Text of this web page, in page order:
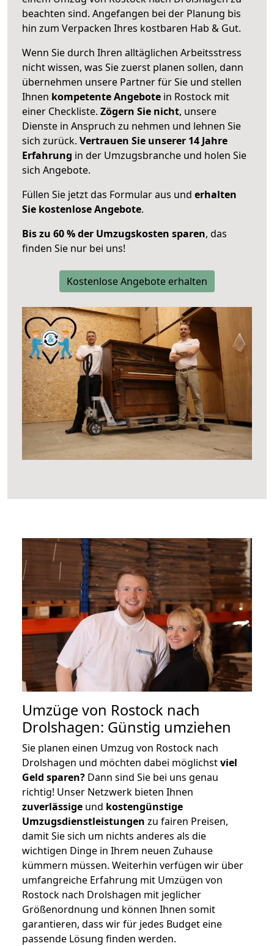
beachten sind. Angefangen bei der Planung bis
hin zum Verpacken Ihres kostbaren Hab & Gut.
Wenn Sie durch Ihren alltäglichen Arbeitsstress
nicht wissen, was Sie zuerst planen sollen, dann
übernehmen unsere Partner für Sie und stellen
Ihnen kompetente Angebote in Rostock mit
einer Checkliste. Zögern Sie nicht, unsere
Dienste in Anspruch zu nehmen und lehnen Sie
sich zurück. Vertrauen Sie unserer 14 Jahre
Erfahrung in der Umzugsbranche und holen Sie
sich Angebote.
Füllen Sie jetzt das Formular aus und erhalten
Sie kostenlose Angebote.
Bis zu 60 % der Umzugskosten sparen, das
finden Sie nur bei uns!
Kostenlose Angebote erhalten
Umzüge von Rostock nach
Drolshagen: Günstig umziehen
Sie planen einen Umzug von Rostock nach
Drolshagen und möchten dabei möglichstviel
Geld sparen? Dann sind Sie bei uns genau
richtig! Unser Netzwerk bieten Ihnen
zuverlässige und kostengünstige
Umzugsdienstleistungen zu fairen Preisen,
damit Sie sich um nichts anderes als die
wichtigen Dinge in Ihrem neuen Zuhause
kümmern müssen. Weiterhin verfügen wir über
umfangreiche Erfahrung mit Umzügen von
Rostock nach Drolshagen mit jeglicher
Größenordnung und können Ihnen somit
garantieren, dass wir für jedes Budget eine
passende Lösung finden werden.